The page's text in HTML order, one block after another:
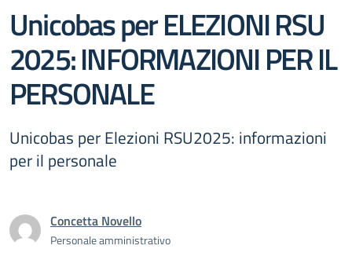
Unicobas per ELEZIONI RSU
2025: INFORMAZIONI PER IL
PERSONALE
Unicobas per Elezioni RSU2025: informazioni
per il personale
Concetta Novello
Personale amministrativo